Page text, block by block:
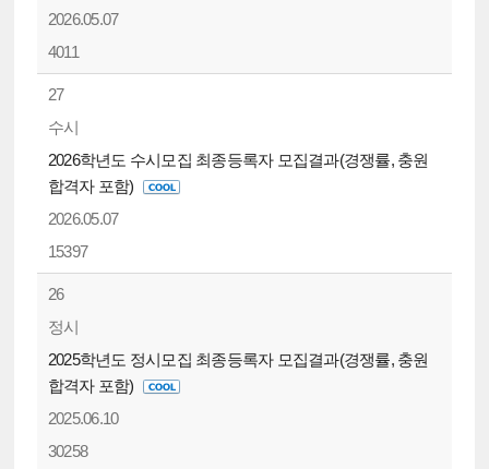
2026.05.07
4011
27
수시
2026학년도 수시모집 최종등록자 모집결과(경쟁률, 충원
합격자 포함)
2026.05.07
15397
26
정시
2025학년도 정시모집 최종등록자 모집결과(경쟁률, 충원
합격자 포함)
2025.06.10
30258